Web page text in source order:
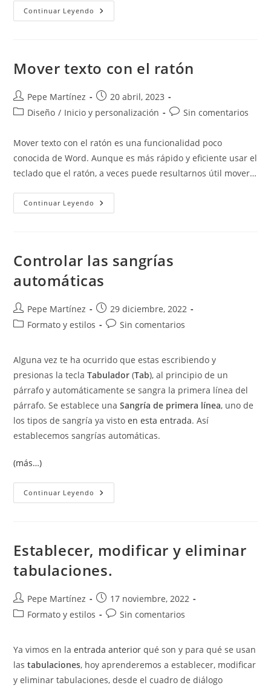
Continuar Leyendo Controles
ActiveX,
De
Mover texto con el ratón
Autor
de
Pepe Martínez
Publicación
de
la
20 abril, 2023
Categoría
la
entrada:
Diseño / Inicio y personalización
Comentarios
entrada:
Sin comentarios
Mover texto con el ratón es una funcionalidad poco
conocida de Word. Aunque es más rápido y eficiente usar el
teclado que el ratón, a veces puede resultarnos útil mover…
Continuar Leyendo Mover
Texto
Controlar las sangrías
automáticas
Autor
de
Pepe Martínez
Publicación
de
29 diciembre, 2022
Categoría
entrada:
Formato y estilos
Comentarios
entrada:
Sin comentarios
Alguna vez te ha ocurrido que estas escribiendo y
presionas la teclaTabulador(Tab), al principio de un
párrafo y automáticamente se sangra la primera línea del
párrafo. Se establece unaSangría de primera línea, uno de
los tipos de sangría ya vistoen esta entrada. Así
establecemos sangrías automáticas.
(más…)
Continuar Leyendo Controlar
Las
Establecer, modificar y eliminar
tabulaciones.
Autor
de
Pepe Martínez
Publicación
de
17 noviembre, 2022
Categoría
entrada:
Formato y estilos
Comentarios
entrada:
Sin comentarios
Ya vimos en laentrada anterior qué son y para qué se usan
lastabulaciones, hoy aprenderemos a establecer, modificar
y eliminar tabulaciones, desde el cuadro de diálogo